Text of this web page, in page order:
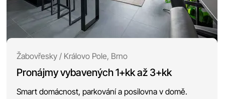
Žabovřesky / Královo Pole, Brno
Pronájmy vybavených 1+kk až 3+kk
Smart domácnost, parkování a posilovna v domě.